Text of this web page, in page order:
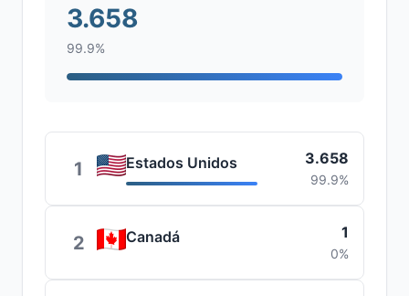
3.658
99.9%
1 Estados Unidos 3.658
99.9%
2 Canadá 1
0%